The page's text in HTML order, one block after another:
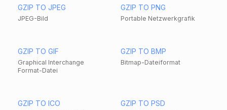
GZIP TO JPEG
JPEG-Bild
GZIP TO PNG
Portable Netzwerkgrafik
GZIP TO GIF
Graphical Interchange
Format-Datei
GZIP TO BMP
Bitmap-Dateiformat
GZIP TO ICO GZIP TO PSD